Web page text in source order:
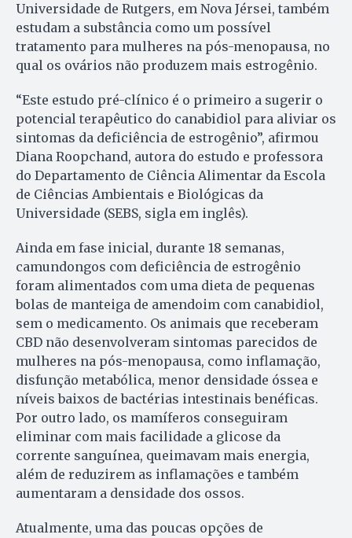
Universidade de Rutgers, em Nova Jérsei, também
estudam a substância como um possível
tratamento para mulheres na pós-menopausa, no
qual os ovários não produzem mais estrogênio.
“Este estudo pré-clínico é o primeiro a sugerir o
potencial terapêutico do canabidiol para aliviar os
sintomas da deficiência de estrogênio”, afirmou
Diana Roopchand, autora do estudo e professora
do Departamento de Ciência Alimentar da Escola
de Ciências Ambientais e Biológicas da
Universidade (SEBS, sigla em inglês).
Ainda em fase inicial, durante 18 semanas,
camundongos com deficiência de estrogênio
foram alimentados com uma dieta de pequenas
bolas de manteiga de amendoim com canabidiol,
sem o medicamento. Os animais que receberam
CBD não desenvolveram sintomas parecidos de
mulheres na pós-menopausa, como inflamação,
disfunção metabólica, menor densidade óssea e
níveis baixos de bactérias intestinais benéficas.
Por outro lado, os mamíferos conseguiram
eliminar com mais facilidade a glicose da
corrente sanguínea, queimavam mais energia,
além de reduzirem as inflamações e também
aumentaram a densidade dos ossos.
Atualmente, uma das poucas opções de